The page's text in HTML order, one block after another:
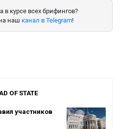
в курсе всех брифингов?
наш канал в Telegram!
OF STATE
участников